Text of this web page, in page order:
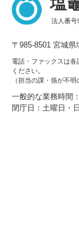
法人番号
〒985-8501 宮城
電話・ファックスは各
ください。
（担当の課・係が不
一般的な業務時間
閉庁日：土曜日・